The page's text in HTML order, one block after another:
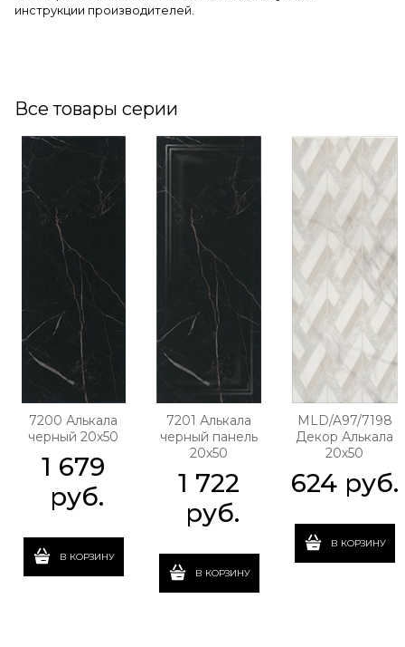
инструкции производителей.
Все товары серии
7200 Алькала
черный 20х50
1 679
руб.
В КОРЗИНУ
7201 Алькала
черный панель
20х50
1 722
руб.
В КОРЗИНУ
MLD/A97/7198
Декор Алькала
20х50
624 руб.
В КОРЗИНУ